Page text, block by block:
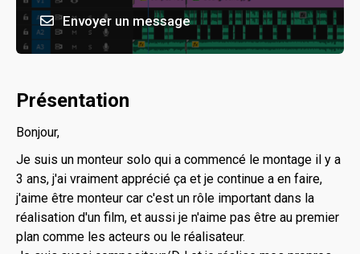
Envoyer un message
Présentation
Bonjour,
Je suis un monteur solo qui a commencé le montage il y a
3 ans, j'ai vraiment apprécié ça et je continue a en faire,
j'aime être monteur car c'est un rôle important dans la
réalisation d'un film, et aussi je n'aime pas être au premier
plan comme les acteurs ou le réalisateur.